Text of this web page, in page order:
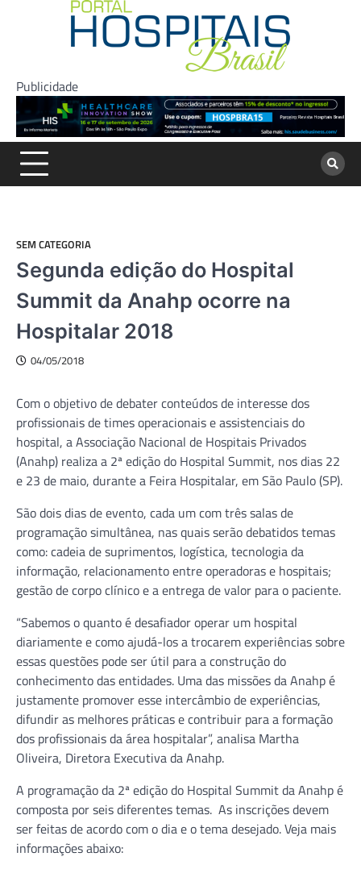
Publicidade
SEM CATEGORIA
Segunda edição do Hospital
Summit da Anahp ocorre na
Hospitalar 2018
04/05/2018
Com o objetivo de debater conteúdos de interesse dos
profissionais de times operacionais e assistenciais do
hospital, a Associação Nacional de Hospitais Privados
(Anahp) realiza a 2ª edição do Hospital Summit, nos dias 22
e 23 de maio, durante a Feira Hospitalar, em São Paulo (SP).
São dois dias de evento, cada um com três salas de
programação simultânea, nas quais serão debatidos temas
como: cadeia de suprimentos, logística, tecnologia da
informação, relacionamento entre operadoras e hospitais;
gestão de corpo clínico e a entrega de valor para o paciente.
“Sabemos o quanto é desafiador operar um hospital
diariamente e como ajudá-los a trocarem experiências sobre
essas questões pode ser útil para a construção do
conhecimento das entidades. Uma das missões da Anahp é
justamente promover esse intercâmbio de experiências,
difundir as melhores práticas e contribuir para a formação
dos profissionais da área hospitalar”, analisa Martha
Oliveira, Diretora Executiva da Anahp.
A programação da 2ª edição do Hospital Summit da Anahp é
composta por seis diferentes temas. As inscrições devem
ser feitas de acordo com o dia e o tema desejado. Veja mais
informações abaixo: